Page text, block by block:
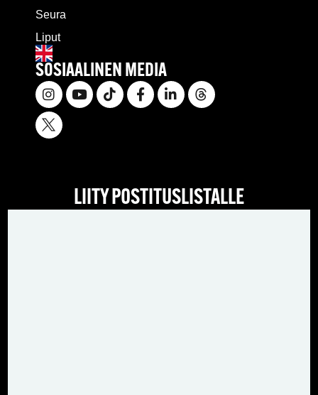
Seura
Liput
SOSIAALINEN MEDIA
LIITY POSTITUSLISTALLE